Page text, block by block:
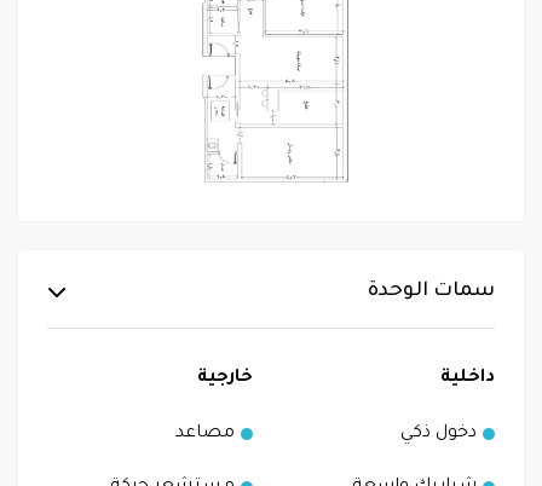
سمات الوحدة
داخلية
دخول ذكي
خارجية
مصاعد